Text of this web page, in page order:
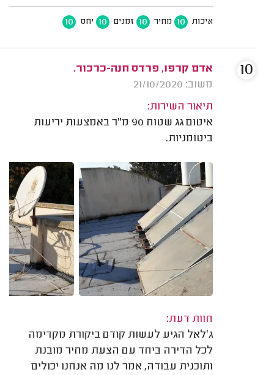
איכות 10 מחיר 10 זמנים 10 יחס 10
אדם קרפו, פרדס חנה-כרכור.
משוב: 21/10/2020
תיאור השירות:
איטום גג שטוח 90 מ"ר באמצעות יריעות
ביטומניות.
חוות דעת:
ג׳לאל הגיע לעשות קודם ביקורת מקדימה
לכל הדירה ביחד עם הצעת מחיר מובנת
ותוכנית עבודה, אמר לנו מה אנחנו יכולים
10